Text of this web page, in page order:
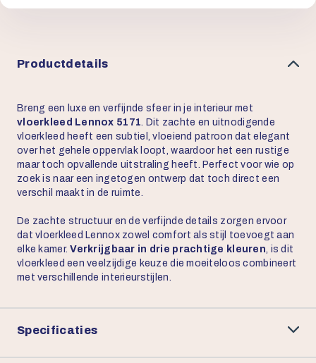
Productdetails
Breng een luxe en verfijnde sfeer in je interieur met
vloerkleed Lennox 5171. Dit zachte en uitnodigende
vloerkleed heeft een subtiel, vloeiend patroon dat elegant
over het gehele oppervlak loopt, waardoor het een rustige
maar toch opvallende uitstraling heeft. Perfect voor wie op
zoek is naar een ingetogen ontwerp dat toch direct een
verschil maakt in de ruimte.
De zachte structuur en de verfijnde details zorgen ervoor
dat vloerkleed Lennox zowel comfort als stijl toevoegt aan
elke kamer.Verkrijgbaar in drie prachtige kleuren, is dit
vloerkleed een veelzijdige keuze die moeiteloos combineert
met verschillende interieurstijlen.
Specificaties